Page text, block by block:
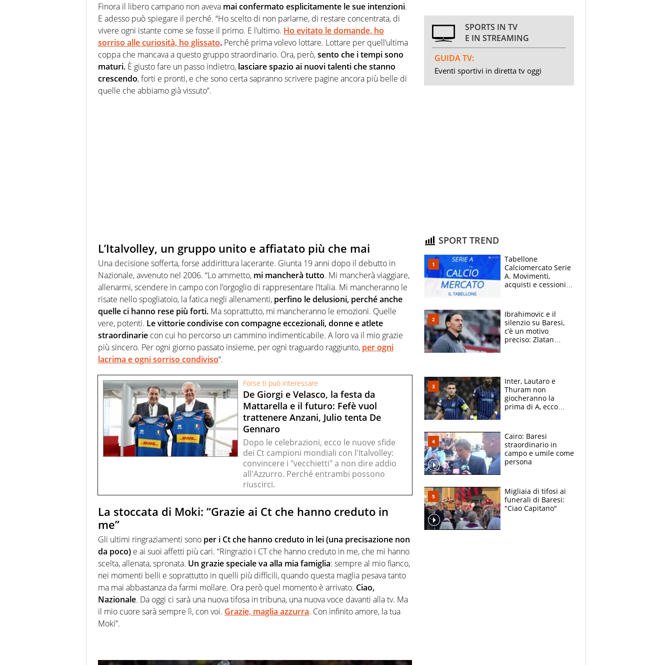
Finora il libero campano non aveva mai confermato esplicitamente le sue intenzioni.
E adesso può spiegare il perché. “Ho scelto di non parlarne, di restare concentrata, di
vivere ogni istante come se fosse il primo. E l’ultimo. Ho evitato le domande, ho
sorriso alle curiosità, ho glissato. Perché prima volevo lottare. Lottare per quell’ultima
coppa che mancava a questo gruppo straordinario. Ora, però,sento che i tempi sono
maturi. È giusto fare un passo indietro, lasciare spazio ai nuovi talenti che stanno
crescendo, forti e pronti, e che sono certa sapranno scrivere pagine ancora più belle di
quelle che abbiamo già vissuto”.
L’Italvolley, un gruppo unito e affiatato più che mai
Una decisione sofferta, forse addirittura lacerante. Giunta 19 anni dopo il debutto in
Nazionale, avvenuto nel 2006. “Lo ammetto, mi mancherà tutto. Mi mancherà viaggiare,
allenarmi, scendere in campo con l’orgoglio di rappresentare l’Italia. Mi mancheranno le
risate nello spogliatoio, la fatica negli allenamenti, perfino le delusioni, perché anche
quelle ci hanno rese più forti. Ma soprattutto, mi mancheranno le emozioni. Quelle
vere, potenti. Le vittorie condivise con compagne eccezionali, donne e atlete
straordinarie con cui ho percorso un cammino indimenticabile. A loro va il mio grazie
più sincero. Per ogni giorno passato insieme, per ogni traguardo raggiunto, per ogni
lacrima e ogni sorriso condiviso“.
Forse ti può interessare
De Giorgi e Velasco, la festa da
Mattarella e il futuro: Fefè vuol
trattenere Anzani, Julio tenta De
Gennaro
Dopo le celebrazioni, ecco le nuove sfide
dei Ct campioni mondiali con l'Italvolley:
convincere i "vecchietti" a non dire addio
all'Azzurro. Perché entrambi possono
riuscirci.
La stoccata di Moki: “Grazie ai Ct che hanno creduto in
me”
Gli ultimi ringraziamenti sono per i Ct che hanno creduto in lei (una precisazione non
da poco) e ai suoi affetti più cari. “Ringrazio i CT che hanno creduto in me, che mi hanno
scelta, allenata, spronata. Un grazie speciale va alla mia famiglia: sempre al mio fianco,
nei momenti belli e soprattutto in quelli più difficili, quando questa maglia pesava tanto
ma mai abbastanza da farmi mollare. Ora però quel momento è arrivato. Ciao,
Nazionale. Da oggi ci sarà una nuova tifosa in tribuna, una nuova voce davanti alla tv. Ma
il mio cuore sarà sempre lì, con voi. Grazie, maglia azzurra. Con infinito amore, la tua
Moki”.
SPORTS IN TV
E IN STREAMING
GUIDA TV:
Eventi sportivi in diretta tv oggi
SPORT TREND
Tabellone
Calciomercato Serie
A. Movimenti,
acquisti e cessioni:
Ibrahimovic e il
silenzio su Baresi,
c’è un motivo
preciso: Zlatan
Inter, Lautaro e
Thuram non
giocheranno la
prima di A, ecco
Esposito ma la
garanzia è Stankovic
Cairo: Baresi
straordinario in
campo e umile come
persona
Migliaia di tifosi ai
funerali di Baresi:
"Ciao Capitano"